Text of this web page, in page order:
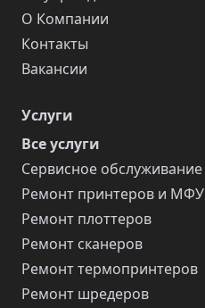
О Компании
Контакты
Вакансии
Услуги
Все услуги
Сервисное обслуживание
Ремонт принтеров и МФУ
Ремонт плоттеров
Ремонт сканеров
Ремонт термопринтеров
Ремонт шредеров